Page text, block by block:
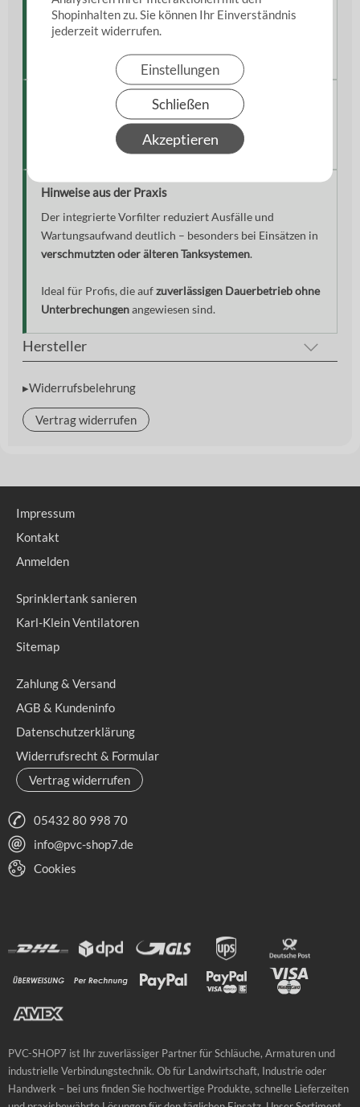
Shopinhalten zu. Sie können Ihr Einverständnis
jederzeit widerrufen.
Einstellungen
Schließen
Akzeptieren
Die Kombination aus Leistung und Schutz macht diese
Premiumlösung im Tankschutzbereich
Wichtiger Hinweis
nicht trockenlauffähigund muss vor dem
mit Flüssigkeit befüllt werden
Hinweise aus der Praxis
Der integrierte Vorfilter reduziert Ausfälle und
Wartungsaufwand deutlich – besonders bei Einsätzen in
verschmutzten oder älteren Tanksystemen.
Ideal für Profis, die aufzuverlässigen Dauerbetrieb ohne
Unterbrechungenangewiesen sind.
Hersteller
▸Widerrufsbelehrung
Vertrag widerrufen
Impressum
Kontakt
Anmelden
Sprinklertank sanieren
Karl-Klein Ventilatoren
Sitemap
Zahlung & Versand
AGB & Kundeninfo
Datenschutzerklärung
Widerrufsrecht & Formular
Vertrag widerrufen
05432 80 998 70
info@pvc-shop7.de
Cookies
PVC-SHOP7 ist Ihr zuverlässiger Partner für Schläuche, Armaturen und
industrielle Verbindungstechnik. Ob für Landwirtschaft, Industrie oder
Handwerk – bei uns finden Sie hochwertige Produkte, schnelle Lieferzeiten